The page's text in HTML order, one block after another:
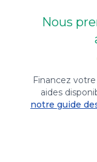
Nous
Financez
aides
notre guide